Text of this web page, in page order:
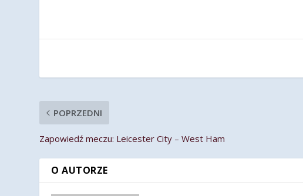
POPRZEDNI
Zapowiedź meczu: Leicester City – West Ham
O AUTORZE